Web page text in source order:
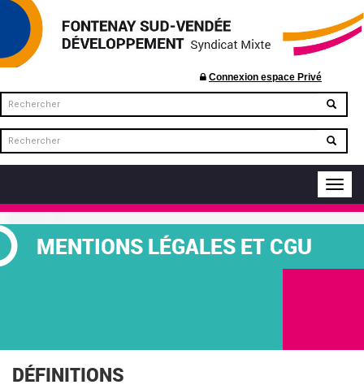
Connexion espace Privé
MENTIONS LÉGALES ET CGU
DÉFINITIONS